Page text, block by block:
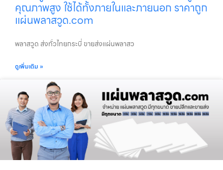
คุณภาพสูง ใช้ได้ทั้งภายในและภายนอก ราคาถูก
แผ่นพลาสวูด.com
พลาสวูด ส่งทั่วไทยกระบี่ ขายส่งแผ่นพลาสว
ดูเพิ่มเติม »